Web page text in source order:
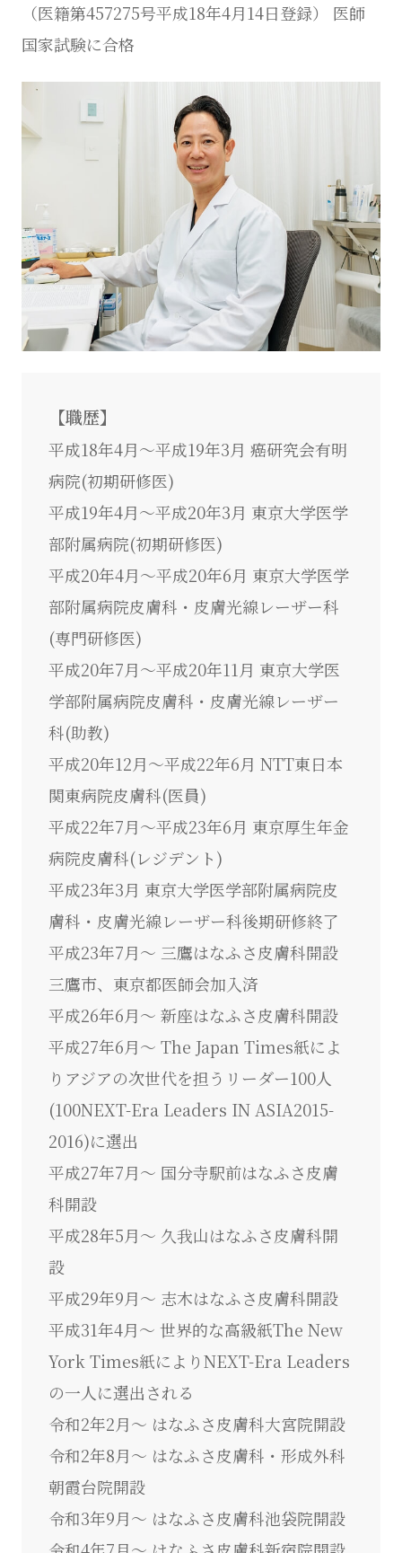
（医籍第457275号平成18年4月14日登録） 医師
国家試験に合格
【職歴】
平成18年4月～平成19年3月 癌研究会有明
病院(初期研修医)
平成19年4月～平成20年3月 東京大学医学
部附属病院(初期研修医)
平成20年4月～平成20年6月 東京大学医学
部附属病院皮膚科・皮膚光線レーザー科
(専門研修医)
平成20年7月～平成20年11月 東京大学医
学部附属病院皮膚科・皮膚光線レーザー
科(助教)
平成20年12月～平成22年6月 NTT東日本
関東病院皮膚科(医員)
平成22年7月～平成23年6月 東京厚生年金
病院皮膚科(レジデント)
平成23年3月 東京大学医学部附属病院皮
膚科・皮膚光線レーザー科後期研修終了
平成23年7月～ 三鷹はなふさ皮膚科開設
三鷹市、東京都医師会加入済
平成26年6月～ 新座はなふさ皮膚科開設
平成27年6月～ The Japan Times紙によ
りアジアの次世代を担うリーダー100人
(100NEXT-Era Leaders IN ASIA2015-
2016)に選出
平成27年7月～ 国分寺駅前はなふさ皮膚
科開設
平成28年5月～ 久我山はなふさ皮膚科開
設
平成29年9月～ 志木はなふさ皮膚科開設
平成31年4月～ 世界的な高級紙The New
York Times紙によりNEXT-Era Leaders
の一人に選出される
令和2年2月～ はなふさ皮膚科大宮院開設
令和2年8月～ はなふさ皮膚科・形成外科
朝霞台院開設
令和3年9月～ はなふさ皮膚科池袋院開設